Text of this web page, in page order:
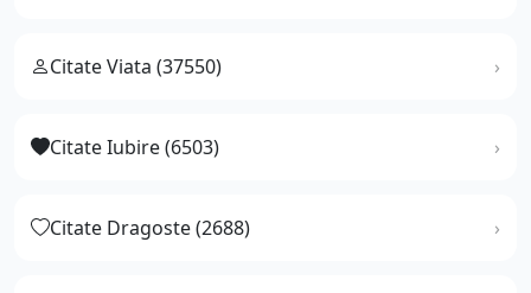
Citate Viata (37550)
Citate Iubire (6503)
Citate Dragoste (2688)